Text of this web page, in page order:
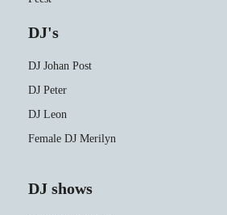
DJ's
DJ Johan Post
DJ Peter
DJ Leon
Female DJ Merilyn
DJ shows